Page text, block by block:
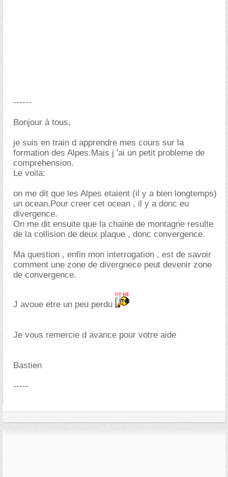
------
Bonjour à tous,
je suis en train d apprendre mes cours sur la
formation des Alpes.Mais j 'ai un petit probleme de
comprehension.
Le voila:
on me dit que les Alpes etaient (il y a bien longtemps)
un ocean.Pour creer cet ocean , il y a donc eu
divergence.
On me dit ensuite que la chaine de montagne resulte
de la collision de deux plaque , donc convergence.
Ma question , enfin mon interrogation , est de savoir
comment une zone de divergnece peut devenir zone
de convergence.
J avoue etre un peu perdu
Je vous remercie d avance pour votre aide
Bastien
-----